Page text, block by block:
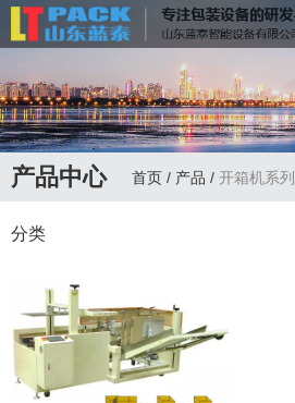
产品中心 首页/ 产品 /开箱机系列
分类